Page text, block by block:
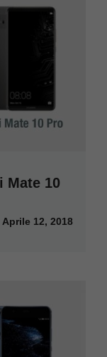
Mate 10
Aprile 12, 2018